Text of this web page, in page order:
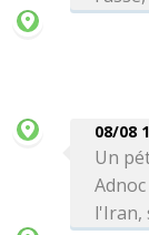
08/08
Un
l'Iran,